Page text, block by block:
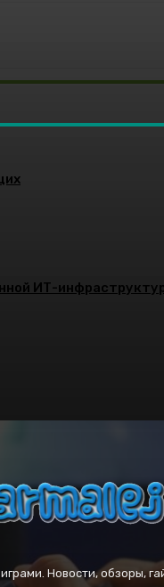
ИТ-
Новости, обзоры,